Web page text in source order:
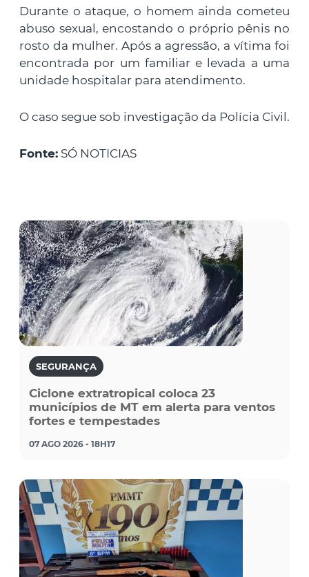
Durante o ataque, o homem ainda cometeu
abuso sexual, encostando o próprio pênis no
rosto da mulher. Após a agressão, a vítima foi
encontrada por um familiar e levada a uma
unidade hospitalar para atendimento.
O caso segue sob investigação da Polícia Civil.
Fonte: SÓ NOTICIAS
SEGURANÇA
Ciclone extratropical coloca 23
municípios de MT em alerta para ventos
fortes e tempestades
07 AGO 2026 - 18H17